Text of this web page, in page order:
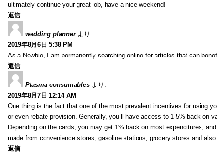
ultimately continue your great job, have a nice weekend!
返信
wedding planner より:
2019年8月6日 5:38 PM
As a Newbie, I am permanently searching online for articles that can
返信
Plasma consumables より:
2019年8月7日 12:14 AM
One thing is the fact that one of the most prevalent incentives for using
or even rebate provision. Generally, you’ll have access to 1-5% back on
Depending on the cards, you may get 1% back on most expenditures,
made from convenience stores, gasoline stations, grocery stores and also
返信